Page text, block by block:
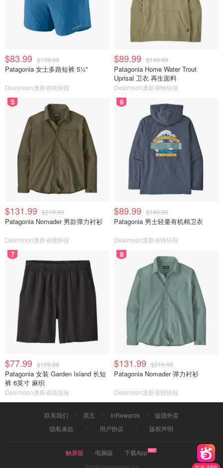
$83.99 $139.99
Patagonia 女士多路短裤 5½"
Dealmoon澳新省钱快报
$89.99 $149.99
Patagonia Home Water Trout
Uprisal 卫衣 再生面料
Dealmoon澳新省钱快报
5
$131.99 $219.99
Patagonia Nomader 男款弹力衬衫
Dealmoon澳新省钱快报
6
$89.99 $149.99
Patagonia 男士轻量有机棉卫衣
Dealmoon澳新省钱快报
7
$77.99 $129.99
Patagonia 女装 Garden Island 长短
裤 6英寸 麻织
Dealmoon澳新省钱快报
8
$131.99 $219.99
Patagonia Nomader 弹力衬衫
Dealmoon澳新省钱快报
联系我们 黑五 InRewards
饭团外卖
隐私条款
用户协议 版权声明
触屏版 电脑版
下载App